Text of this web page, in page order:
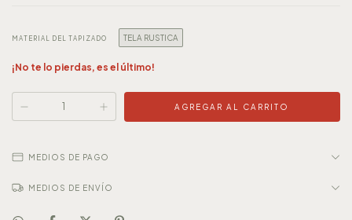
MATERIAL DEL TAPIZADO TELA RUSTICA
¡No te lo pierdas, es el último!
MEDIOS DE PAGO
MEDIOS DE ENVÍO